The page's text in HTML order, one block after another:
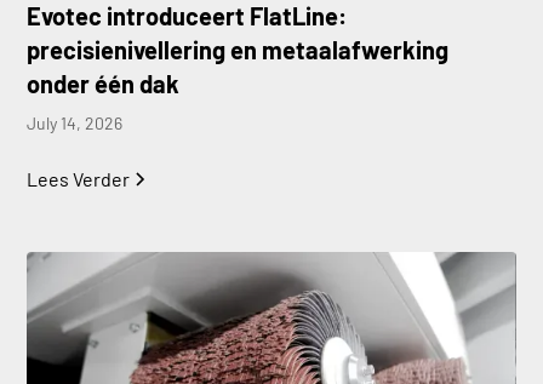
Evotec introduceert FlatLine:
precisienivellering en metaalafwerking
onder één dak
July 14, 2026
Lees Verder